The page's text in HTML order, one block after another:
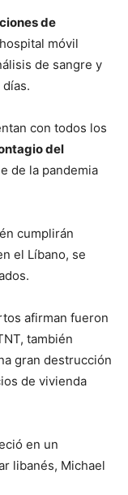
de
móvil
de sangre y
con todos los
del
de la pandemia
cumplirán
el Líbano, se
afirman fueron
también
gran destrucción
de vivienda
en un
libanés, Michael